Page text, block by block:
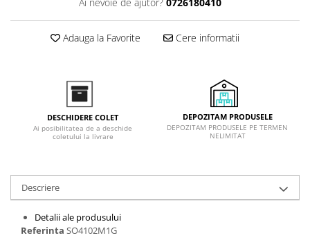
Plite cu hota integrata
Adauga la Favorite Cere informatii
DESCHIDERE COLET
Ai posibilitatea de a deschide
coletului la livrare
DEPOZITAM PRODUSELE
DEPOZITAM PRODUSELE PE TERMEN
NELIMITAT
Descriere
Detalii ale produsului
Referinta SO4102M1G